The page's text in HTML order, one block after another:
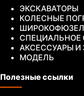
ЭКСКАВАТОРЫ
КОЛЕСНЫЕ
СПЕЦИАЛЬНОЕ
АКСЕССУАРЫ И
МОДЕЛЬ
Полезные ссылки